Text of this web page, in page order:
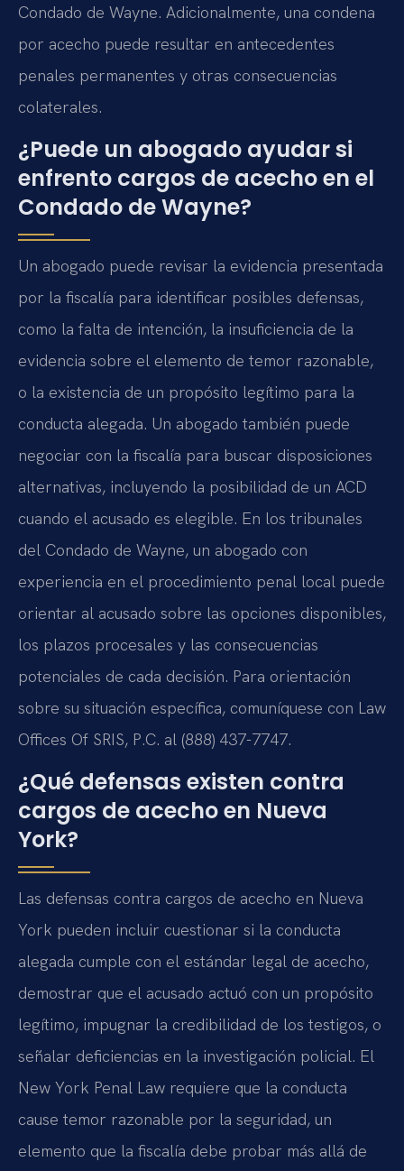
Condado de Wayne. Adicionalmente, una condena
por acecho puede resultar en antecedentes
penales permanentes y otras consecuencias
colaterales.
¿Puede un abogado ayudar si
enfrento cargos de acecho en el
Condado de Wayne?
Un abogado puede revisar la evidencia presentada
por la fiscalía para identificar posibles defensas,
como la falta de intención, la insuficiencia de la
evidencia sobre el elemento de temor razonable,
o la existencia de un propósito legítimo para la
conducta alegada. Un abogado también puede
negociar con la fiscalía para buscar disposiciones
alternativas, incluyendo la posibilidad de un ACD
cuando el acusado es elegible. En los tribunales
del Condado de Wayne, un abogado con
experiencia en el procedimiento penal local puede
orientar al acusado sobre las opciones disponibles,
los plazos procesales y las consecuencias
potenciales de cada decisión. Para orientación
sobre su situación específica, comuníquese con Law
Offices Of SRIS, P.C. al (888) 437-7747.
¿Qué defensas existen contra
cargos de acecho en Nueva
York?
Las defensas contra cargos de acecho en Nueva
York pueden incluir cuestionar si la conducta
alegada cumple con el estándar legal de acecho,
demostrar que el acusado actuó con un propósito
legítimo, impugnar la credibilidad de los testigos, o
señalar deficiencias en la investigación policial. El
New York Penal Law requiere que la conducta
cause temor razonable por la seguridad, un
elemento que la fiscalía debe probar más allá de